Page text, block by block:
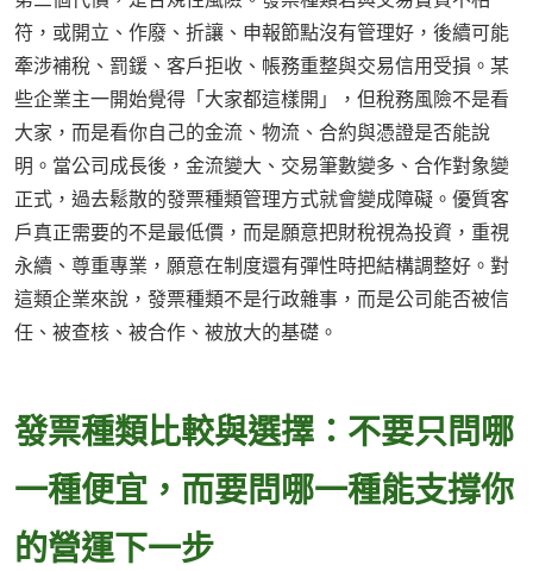
符，或開立、作廢、折讓、申報節點沒有管理好，後續可能
牽涉補稅、罰鍰、客戶拒收、帳務重整與交易信用受損。某
些企業主一開始覺得「大家都這樣開」，但稅務風險不是看
大家，而是看你自己的金流、物流、合約與憑證是否能說
明。當公司成長後，金流變大、交易筆數變多、合作對象變
正式，過去鬆散的發票種類管理方式就會變成障礙。優質客
戶真正需要的不是最低價，而是願意把財稅視為投資，重視
永續、尊重專業，願意在制度還有彈性時把結構調整好。對
這類企業來說，發票種類不是行政雜事，而是公司能否被信
任、被查核、被合作、被放大的基礎。
發票種類比較與選擇：不要只問哪
一種便宜，而要問哪一種能支撐你
的營運下一步